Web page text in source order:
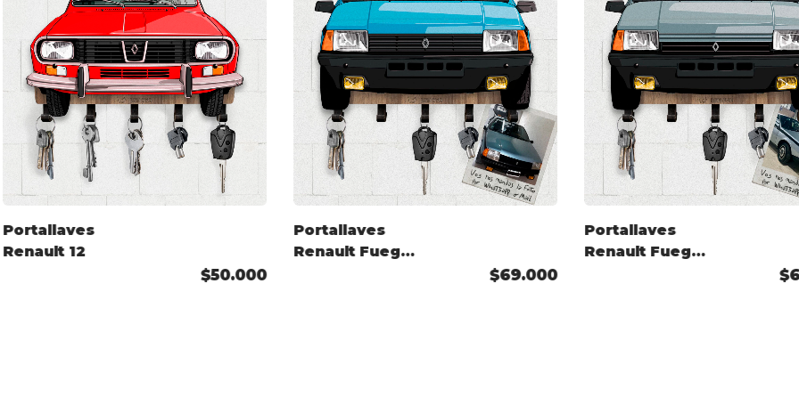
Portallaves
Renault 12
$50.000
Portallaves
Renault Fuego
$69.000
Portallaves
Renault Fuego